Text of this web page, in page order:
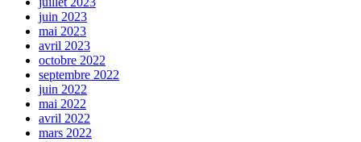
juin 2023
mai 2023
avril 2023
octobre 2022
septembre 2022
juin 2022
mai 2022
avril 2022
mars 2022